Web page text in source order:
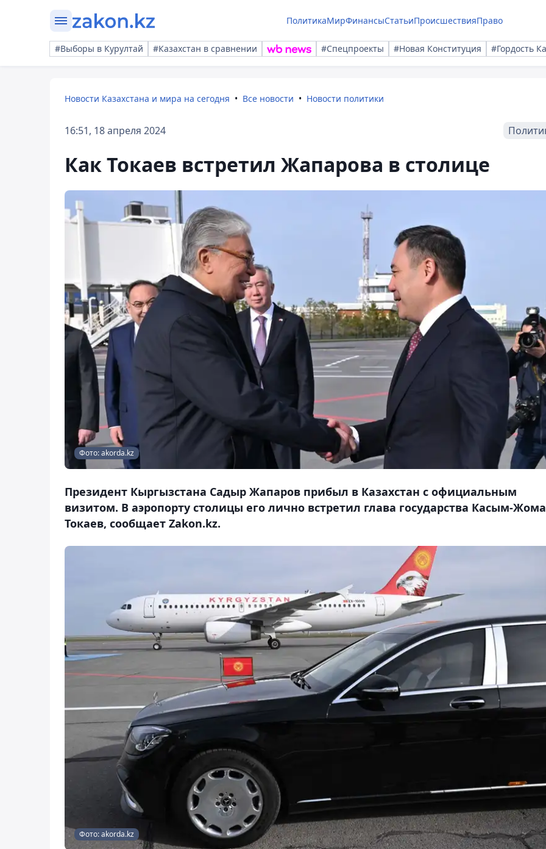
ПолитикаМирФинансыСтатьиПроисшествияПраво
#Выборы в Курултай #Казахстан в сравнении #Спецпроекты #Новая Конституция #Гордость
Новости Казахстана и мира на сегодня Все новости Новости политики
16:51, 18 апреля 2024
Как Токаев встретил Жапарова в столице
Фото: akorda.kz
Президент Кыргызстана Садыр Жапаров прибыл в Казахстан с официальным
визитом. В аэропорту столицы его лично встретил глава государства Касым-
Токаев, сообщает Zakon.kz.
Фото: akorda.kz